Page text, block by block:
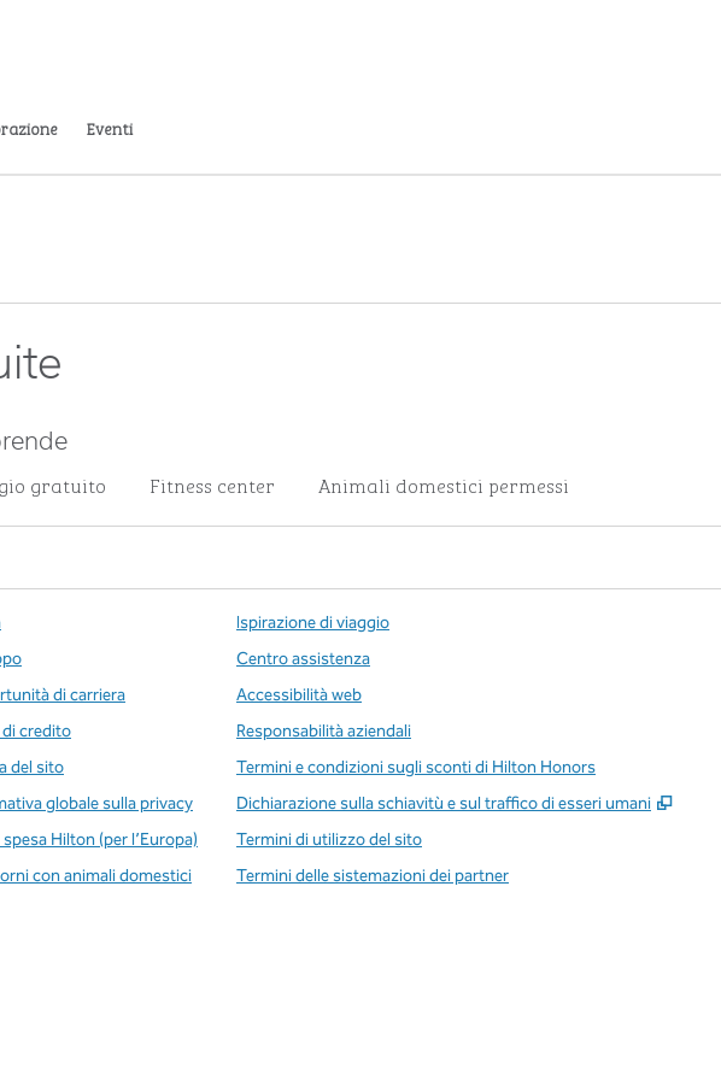
Eventi
gratuito Fitness center Animali domestici permessi
di carriera
credito
del sito
globale sulla privacy
Hilton (per l’Europa)
con animali domestici
Ispirazione di viaggio
Centro assistenza
Accessibilità web
Responsabilità aziendali
Termini e condizioni sugli sconti di Hilton Honors
Dichiarazione sulla schiavitù e sul traffico di esseri umani
,
Termini di utilizzo del sito
Termini delle sistemazioni dei partner